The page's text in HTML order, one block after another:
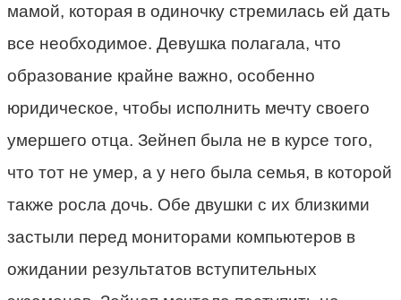
мамой, которая в одиночку стремилась ей дать
все необходимое. Девушка полагала, что
образование крайне важно, особенно
юридическое, чтобы исполнить мечту своего
умершего отца. Зейнеп была не в курсе того,
что тот не умер, а у него была семья, в которой
также росла дочь. Обе двушки с их близкими
застыли перед мониторами компьютеров в
ожидании результатов вступительных